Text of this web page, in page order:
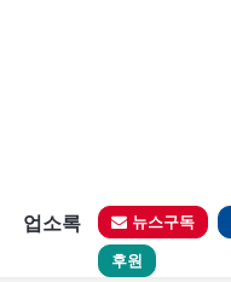
업소록 뉴스구독
후원